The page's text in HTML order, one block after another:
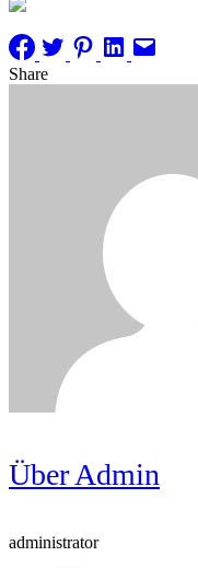
Share
Über Admin
administrator